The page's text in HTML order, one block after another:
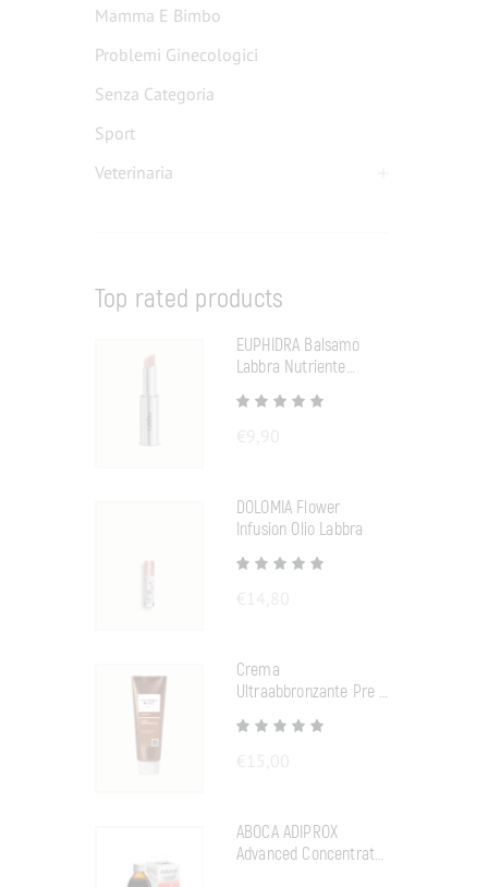
Mamma E Bimbo
Problemi Ginecologici
Senza Categoria
Sport
Veterinaria
Top rated products
EUPHIDRA Balsamo
Labbra Nutriente
DOLOMIA Flower
Infusion Olio Labbra
Crema
Ultraabbronzante Pre E
Doposole
ABOCA ADIPROX
Advanced Concentrato